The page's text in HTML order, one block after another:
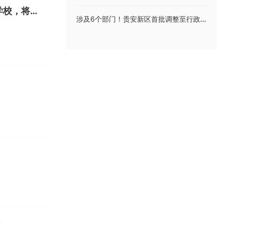
教育局回应“中学小卖部5年租金943万”：租金不归学校，将关注货品售价
涉及6个部门！贵安新区首批调整至行政审批局集中办理的行政许可事项公布